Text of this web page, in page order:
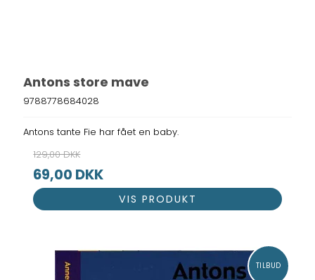
Antons store mave
9788778684028
Antons tante Fie har fået en baby.
129,00 DKK
69,00 DKK
VIS PRODUKT
TILBUD